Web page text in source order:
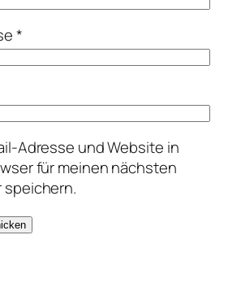
*
Adresse und Website in
für meinen nächsten
speichern.